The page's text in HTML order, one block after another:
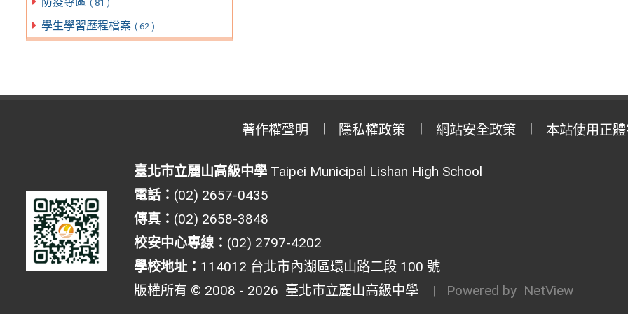
( 81 )
學生學習歷程檔案 ( 62 )
著作權聲明 隱私權政策 網站安全政策 本站使用正
臺北市立麗山高級中學Taipei Municipal Lishan High School
電話： (02) 2657-0435
傳真： (02) 2658-3848
校安中心專線： (02) 2797-4202
學校地址： 114012 台北市內湖區環山路二段 100 號
版權所有 © 2008 - 2026 臺北市立麗山高級中學 | Powered by NetView